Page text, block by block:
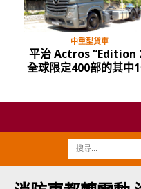
中重型貨車
平治 Actros “Edition
全球限定400部的其中